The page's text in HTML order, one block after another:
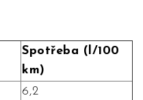
Spotřeba (l/100
km)
6,2